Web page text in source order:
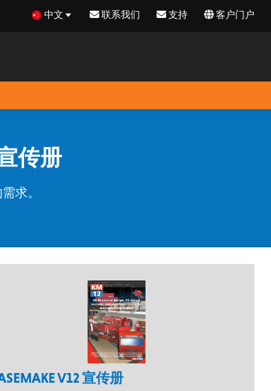
中文 联系我们 支持 客户门户
传册
求。
V12 宣传册